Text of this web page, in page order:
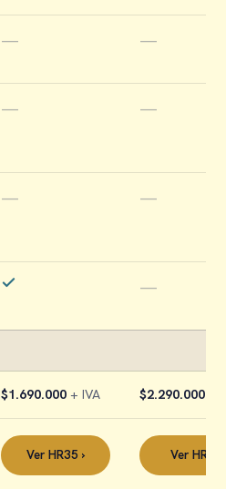
— —
— —
— —
—
$1.690.000 + IVA $2.290.000
Ver HR35 › Ver HR55